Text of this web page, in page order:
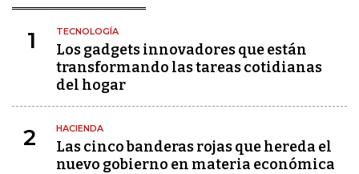
1 TECNOLOGÍA
Los gadgets innovadores que están
transformando las tareas cotidianas
del hogar
2 HACIENDA
Las cinco banderas rojas que hereda el
nuevo gobierno en materia económica